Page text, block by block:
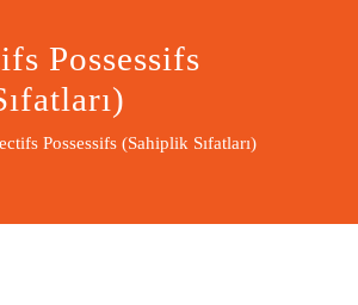
Possessifs
Possessifs (Sahiplik Sıfatları)